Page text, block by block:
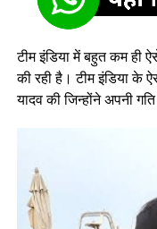
टीम इंडिया में बहुत कम ही
की रही है। टीम इंडिया के
यादव की जिन्होंने अपनी